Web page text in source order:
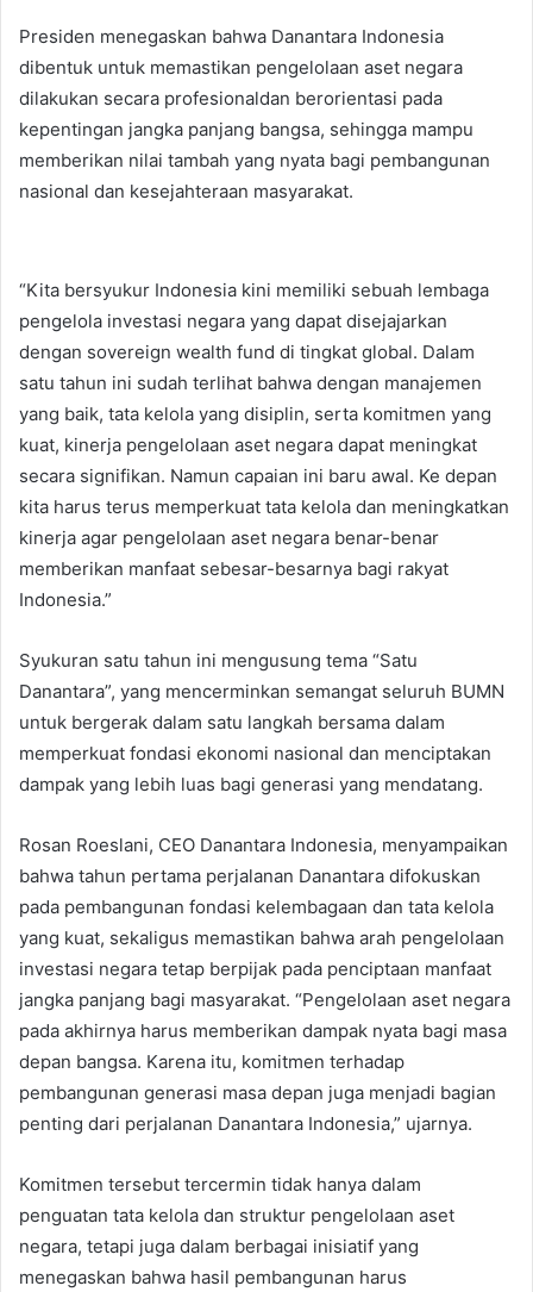
Presiden menegaskan bahwa Danantara Indonesia
dibentuk untuk memastikan pengelolaan aset negara
dilakukan secara profesionaldan berorientasi pada
kepentingan jangka panjang bangsa, sehingga mampu
memberikan nilai tambah yang nyata bagi pembangunan
nasional dan kesejahteraan masyarakat.
“Kita bersyukur Indonesia kini memiliki sebuah lembaga
pengelola investasi negara yang dapat disejajarkan
dengan sovereign wealth fund di tingkat global. Dalam
satu tahun ini sudah terlihat bahwa dengan manajemen
yang baik, tata kelola yang disiplin, serta komitmen yang
kuat, kinerja pengelolaan aset negara dapat meningkat
secara signifikan. Namun capaian ini baru awal. Ke depan
kita harus terus memperkuat tata kelola dan meningkatkan
kinerja agar pengelolaan aset negara benar-benar
memberikan manfaat sebesar-besarnya bagi rakyat
Indonesia.”
Syukuran satu tahun ini mengusung tema “Satu
Danantara”, yang mencerminkan semangat seluruh BUMN
untuk bergerak dalam satu langkah bersama dalam
memperkuat fondasi ekonomi nasional dan menciptakan
dampak yang lebih luas bagi generasi yang mendatang.
Rosan Roeslani, CEO Danantara Indonesia, menyampaikan
bahwa tahun pertama perjalanan Danantara difokuskan
pada pembangunan fondasi kelembagaan dan tata kelola
yang kuat, sekaligus memastikan bahwa arah pengelolaan
investasi negara tetap berpijak pada penciptaan manfaat
jangka panjang bagi masyarakat. “Pengelolaan aset negara
pada akhirnya harus memberikan dampak nyata bagi masa
depan bangsa. Karena itu, komitmen terhadap
pembangunan generasi masa depan juga menjadi bagian
penting dari perjalanan Danantara Indonesia,” ujarnya.
Komitmen tersebut tercermin tidak hanya dalam
penguatan tata kelola dan struktur pengelolaan aset
negara, tetapi juga dalam berbagai inisiatif yang
menegaskan bahwa hasil pembangunan harus